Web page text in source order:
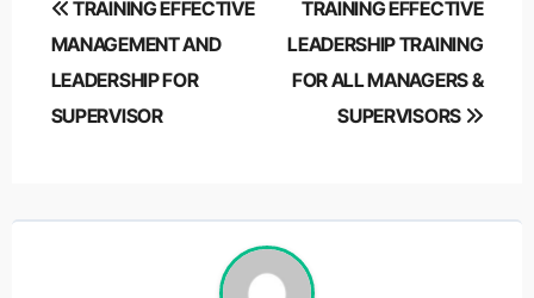
navigation
TRAINING EFFECTIVE
MANAGEMENT AND
LEADERSHIP FOR
SUPERVISOR
TRAINING EFFECTIVE
LEADERSHIP TRAINING
FOR ALL MANAGERS &
SUPERVISORS